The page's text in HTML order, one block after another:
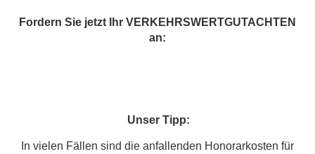
Fordern Sie jetzt Ihr VERKEHRSWERTGUTACHTEN
an:
Unser Tipp:
In vielen Fällen sind die anfallenden Honorarkosten für